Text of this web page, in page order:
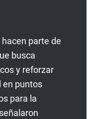
parte de
busca
y reforzar
en puntos
para la